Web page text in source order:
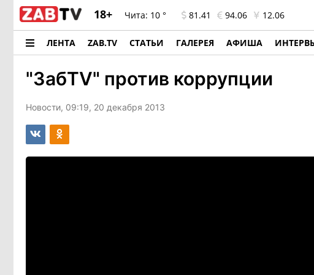
18+ Чита: 10 ° 81.41 94.06 12.06
ЛЕНТА ZAB.TV СТАТЬИ ГАЛЕРЕЯ АФИША
"ЗабTV" против коррупции
Новости, 09:19, 20 декабря 2013